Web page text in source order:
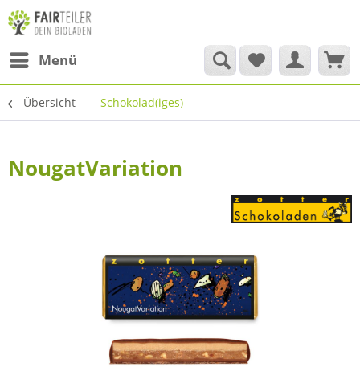
Menü
Übersicht Schokolad(iges)
NougatVariation